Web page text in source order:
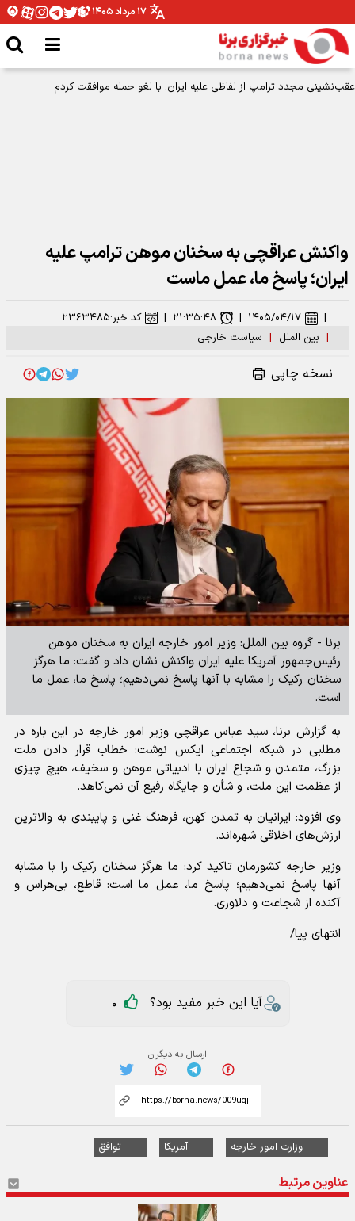
۱۷ مرداد ۱۴۰۵
عقب‌نشینی مجدد ترامپ از لفاظی علیه ایران: با لغو حمله موافقت کردم
واکنش عراقچی به سخنان موهن ترامپ علیه
ایران؛ پاسخ ما، عمل ماست
| بین الملل | سیاست خارجی
| ۱۴۰۵/۰۴/۱۷ | ۲۱:۳۵:۴۸ | کد خبر:۲۳۶۳۴۸۵
نسخه چاپی
برنا - گروه بین الملل: وزیر امور خارجه ایران به سخنان موهن
رئیس‌جمهور آمریکا علیه ایران واکنش نشان داد و گفت: ما هرگز
سخنان رکیک را مشابه با آنها پاسخ نمی‌دهیم؛ پاسخ ما، عمل ما
است.
به گزارش برنا، سید عباس عراقچی وزیر امور خارجه در این باره در
مطلبی در شبکه اجتماعی ایکس نوشت: خطاب قرار دادن ملت
بزرگ، متمدن و شجاع ایران با ادبیاتی موهن و سخیف، هیچ چیزی
از عظمت این ملت، و شأن و جایگاه رفیع آن نمی‌کاهد.
وی افزود: ایرانیان به تمدن کهن، فرهنگ غنی و پایبندی به والاترین
ارزش‌های اخلاقی شهره‌اند.
وزیر خارجه کشورمان تاکید کرد: ما هرگز سخنان رکیک را با مشابه
آنها پاسخ نمی‌دهیم؛ پاسخ ما، عمل ما است: قاطع، بی‌هراس و
آکنده از شجاعت و دلاوری.
انتهای پیا/
آیا این خبر مفید بود؟ 0
ارسال به دیگران
وزارت امور خارجه آمریکا توافق
عناوین مرتبط